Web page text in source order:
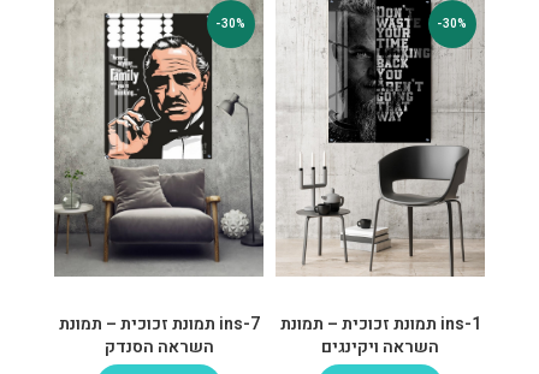
-30%
ins-1 תמונת זכוכית – תמונת
השראה ויקינגים
-30%
ins-7 תמונת זכוכית – תמונת
השראה הסנדק